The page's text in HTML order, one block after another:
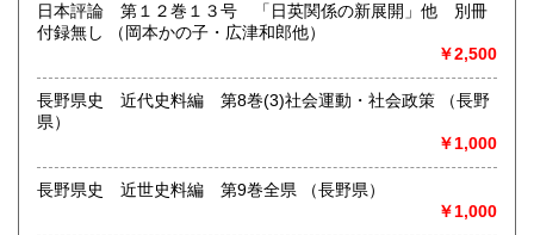
日本評論 第１２巻１３号 「日英関係の新展開」他 別冊
付録無し （岡本かの子・広津和郎他）
￥2,500
長野県史 近代史料編 第8巻(3)社会運動・社会政策 （長野
県）
￥1,000
長野県史 近世史料編 第9巻全県 （長野県）
￥1,000